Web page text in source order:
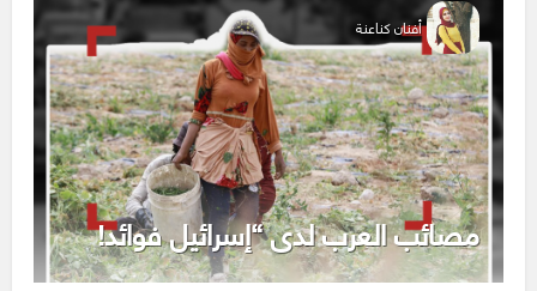
أفنان كناعنة
مصائب العرب لدى “إسرائيل فوائد!